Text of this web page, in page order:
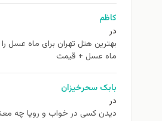
کاظم
در
ماه عسل + قیمت
بابک سحرخیزان
در
دیدن کسی در خواب و رویا چه